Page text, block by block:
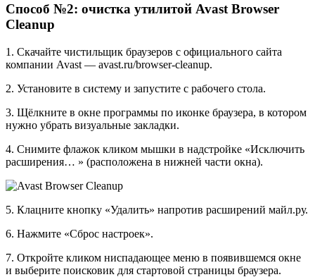
Способ №2: очистка утилитой Avast Browser
Cleanup
1. Скачайте чистильщик браузеров с официального сайта
компании Avast — avast.ru/browser-cleanup.
2. Установите в систему и запустите с рабочего стола.
3. Щёлкните в окне программы по иконке браузера, в котором
нужно убрать визуальные закладки.
4. Снимите флажок кликом мышки в надстройке «Исключить
расширения… » (расположена в нижней части окна).
5. Клацните кнопку «Удалить» напротив расширений майл.ру.
6. Нажмите «Сброс настроек».
7. Откройте кликом ниспадающее меню в появившемся окне
и выберите поисковик для стартовой страницы браузера.